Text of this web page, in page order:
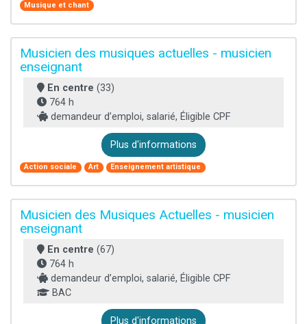
Musique et chant
Musicien des musiques actuelles - musicien
enseignant
En centre (33)
764 h
demandeur d’emploi, salarié, Éligible CPF
Plus d'informations
Action sociale Art Enseignement artistique
Musicien des Musiques Actuelles - musicien
enseignant
En centre (67)
764 h
demandeur d’emploi, salarié, Éligible CPF
BAC
Plus d'informations